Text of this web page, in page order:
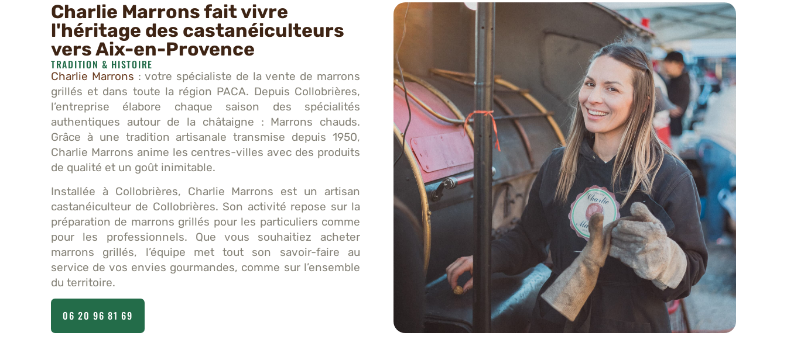
Charlie Marrons fait vivre
l'héritage des castanéiculteurs
vers Aix-en-Provence
TRADITION & HISTOIRE
Charlie Marrons : votre spécialiste de la vente de marrons
grillés et dans toute la région PACA. Depuis Collobrières,
l’entreprise élabore chaque saison des spécialités
authentiques autour de la châtaigne : Marrons chauds.
Grâce à une tradition artisanale transmise depuis 1950,
Charlie Marrons anime les centres-villes avec des produits
de qualité et un goût inimitable.
Installée à Collobrières, Charlie Marrons est un artisan
castanéiculteur de Collobrières. Son activité repose sur la
préparation de marrons grillés pour les particuliers comme
pour les professionnels. Que vous souhaitiez acheter
marrons grillés, l’équipe met tout son savoir-faire au
service de vos envies gourmandes, comme sur l’ensemble
du territoire.
06 20 96 81 69